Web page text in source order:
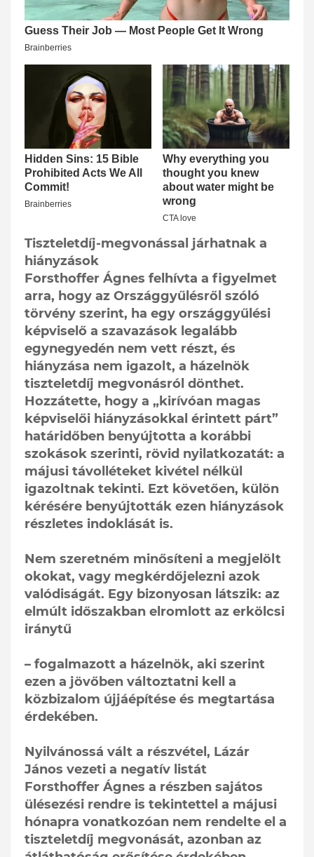
Tiszteletdíj-megvonással járhatnak a
hiányzások
Forsthoffer Ágnes felhívta a figyelmet
arra, hogy az Országgyűlésről szóló
törvény szerint, ha egy országgyűlési
képviselő a szavazások legalább
egynegyedén nem vett részt, és
hiányzása nem igazolt, a házelnök
tiszteletdíj megvonásról dönthet.
Hozzátette, hogy a „kirívóan magas
képviselői hiányzásokkal érintett párt”
határidőben benyújtotta a korábbi
szokások szerinti, rövid nyilatkozatát: a
májusi távolléteket kivétel nélkül
igazoltnak tekinti. Ezt követően, külön
kérésére benyújtották ezen hiányzások
részletes indoklását is.
Nem szeretném minősíteni a megjelölt
okokat, vagy megkérdőjelezni azok
valódiságát. Egy bizonyosan látszik: az
elmúlt időszakban elromlott az erkölcsi
iránytű
– fogalmazott a házelnök, aki szerint
ezen a jövőben változtatni kell a
közbizalom újjáépítése és megtartása
érdekében.
Nyilvánossá vált a részvétel, Lázár
János vezeti a negatív listát
Forsthoffer Ágnes a részben sajátos
ülésezési rendre is tekintettel a májusi
hónapra vonatkozóan nem rendelte el a
tiszteletdíj megvonását, azonban az